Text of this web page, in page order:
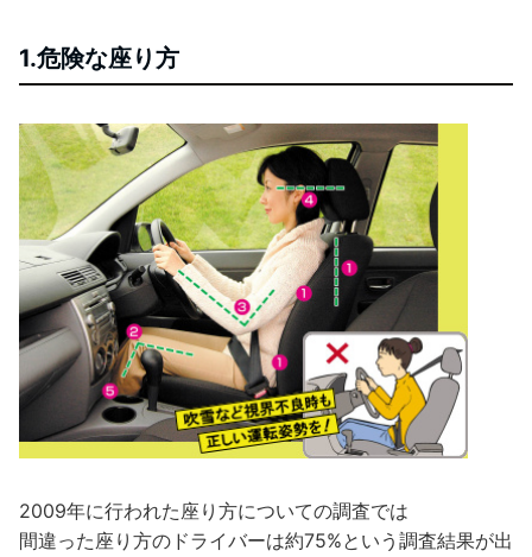
1.危険な座り方
2009年に行われた座り方についての調査では
間違った座り方のドライバーは約75%という調査結果が出